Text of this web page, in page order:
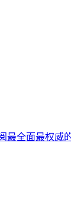
最全面最权